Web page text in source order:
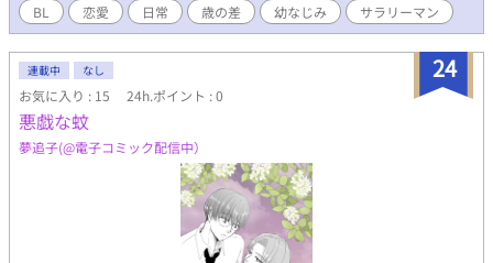
BL 恋愛 日常 歳の差 幼なじみ サラリーマン
24
連載中 なし
お気に入り : 15 24h.ポイント : 0
悪戯な蚊
夢追子(@電子コミック配信中）